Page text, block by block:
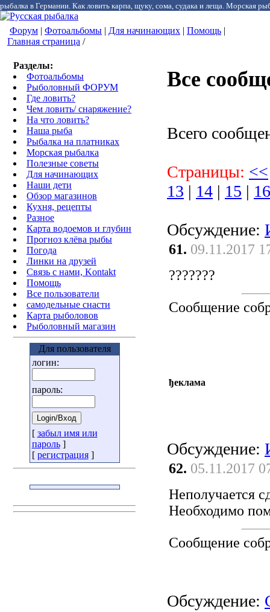
рыбалка в Германии. Как ловить карпа, щуку, сома, судака и леща. Морская
Форум | Фотоальбомы | Для начинающих | Помощь |
Главная страница /
Разделы:
Фотоальбомы
Рыболовный ФОРУМ
Где ловить?
Чем ловить/ снаряжение?
На что ловить?
Наша рыба
Рыбалка на платниках
Морская рыбалка
Полезные советы
Для начинающих
Наши дети
Обзор магазинов
Кухня, рецепты
Разное
Карта водоемов и глубин
Прогноз клёва рыбы
Погода
Линки на друзей
Связь с нами, Kontakt
Помощь
Все пользователи
самодельные снасти
Карта рыболовов
Рыболовный магазин
Для пользователя
логин:
пароль:
[ забыл имя или
пароль]
[ регистрация]
Все
Всего
Страницы: <<
13 | 14 | 15 | 16
Обсуждение:
61. 09.11.2017
???????
Сообщение
ђеклама
Обсуждение:
62. 05.11.2017
Неполучается
Необходимо
Сообщение
Обсуждение: